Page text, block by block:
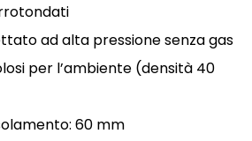
ad alta pressione senza gas
per l’ambiente (densità 40
60 mm